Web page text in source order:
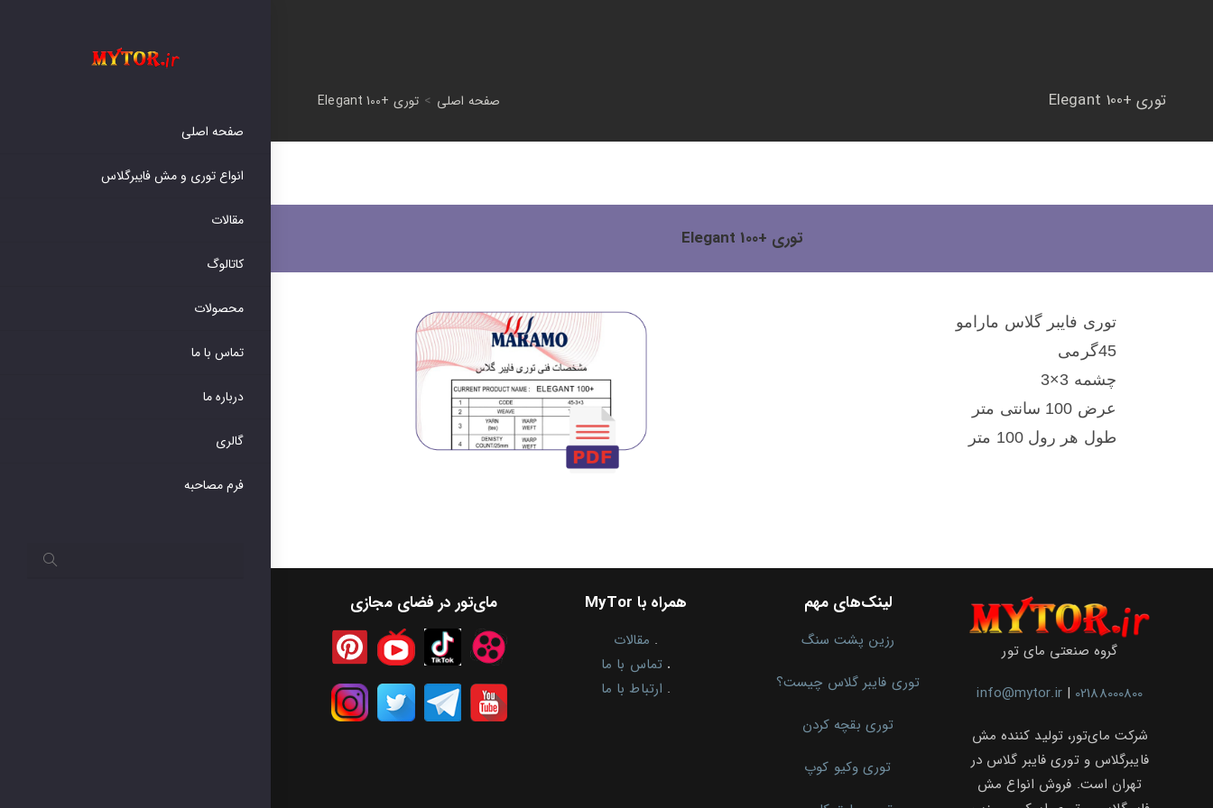
صفحه اصلی
انواع توری و مش فایبرگلاس
مقالات
کاتالوگ
محصولات
تماس با ما
درباره ما
گالری
فرم مصاحبه
توری +Elegant 100 صفحه اصلی > توری +Elegant 100
توری +Elegant 100
توری فایبر گلاس مارامو
45گرمی
چشمه 3×3
عرض 100 سانتی متر
طول هر رول 100 متر
گروه صنعتی مای تور
info@mytor.ir| 02188000800
شرکت مای‌تور، تولید کننده مش
فایبرگلاس و توری فایبر گلاس در
تهران است. فروش انواع مش
لینک‌های مهم
رزین پشت سنگ
توری فایبر گلاس چیست؟
توری بقچه کردن
توری وکیو کوپ
همراه با MyTor
. مقالات
.تماس با ما
. ارتباط با ما
مای‌تور در فضای مجازی